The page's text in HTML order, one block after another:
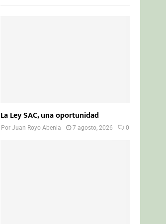
La Ley SAC, una oportunidad
PorJuan Royo Abenia 7 agosto, 2026 0